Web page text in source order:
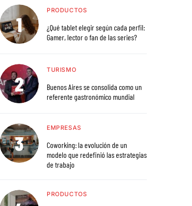
PRODUCTOS
¿Qué tablet elegir según cada perfil:
Gamer, lector o fan de las series?
TURISMO
Buenos Aires se consolida como un
referente gastronómico mundial
EMPRESAS
Coworking: la evolución de un
modelo que redefinió las estrategias
de trabajo
PRODUCTOS